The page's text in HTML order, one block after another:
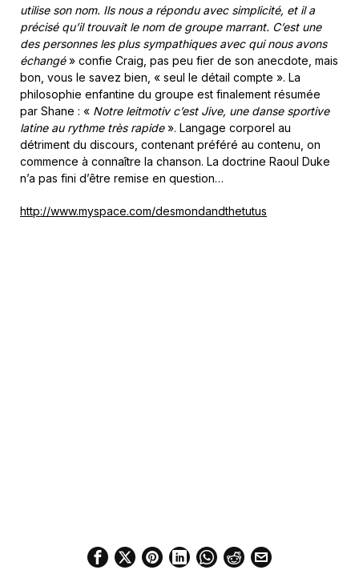
utilise son nom. Ils nous a répondu avec simplicité, et il a
précisé qu’il trouvait le nom de groupe marrant. C’est une
des personnes les plus sympathiques avec qui nous avons
échangé» confie Craig, pas peu fier de son anecdote, mais
bon, vous le savez bien, « seul le détail compte ». La
philosophie enfantine du groupe est finalement résumée
par Shane : « Notre leitmotiv c’est Jive, une danse sportive
latine au rythme très rapide». Langage corporel au
détriment du discours, contenant préféré au contenu, on
commence à connaître la chanson. La doctrine Raoul Duke
n’a pas fini d’être remise en question…
http://www.myspace.com/desmondandthetutus